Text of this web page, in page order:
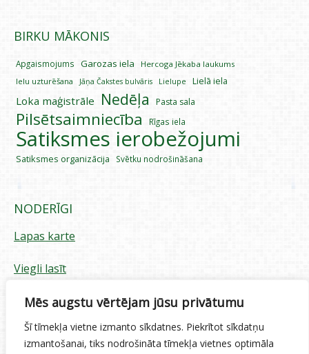
Mēs augstu vērtējam jūsu privātumu
Šī tīmekļa vietne izmanto sīkdatnes. Piekrītot sīkdatņu
izmantošanai, tiks nodrošināta tīmekļa vietnes optimāla
BIRKU MĀKONIS
Apgaismojums Garozas iela
Hercoga Jēkaba laukums
Ielu uzturēšana
Jāņa Čakstes bulvāris Lielupe Lielā iela
Loka maģistrāle Nedēļa Pasta sala
Pilsētsaimniecība Rīgas iela
Satiksmes ierobežojumi
Satiksmes organizācija Svētku nodrošināšana
NODERĪGI
Lapas karte
Viegli lasīt
Piekļūstamības paziņojums
Sīkdatņu izmantošana